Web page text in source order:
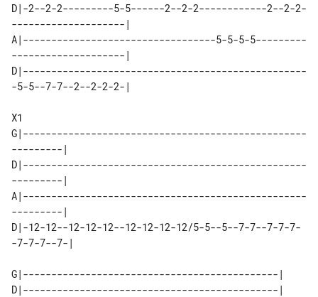
D|-2--2-2---------5-5------2--2-2------------2--2-2-
--------------------|
A|----------------------------------5-5-5-5---------
--------------------|
D|--------------------------------------------------
-5-5--7-7--2--2-2-2-|
X1
G|--------------------------------------------------
---------|
D|--------------------------------------------------
---------|
A|--------------------------------------------------
---------|
D|-12-12--12-12-12--12-12-12-12/5-5--5--7-7--7-7-7-
-7-7-7--7-|
G|---------------------------------------------|
D|---------------------------------------------|